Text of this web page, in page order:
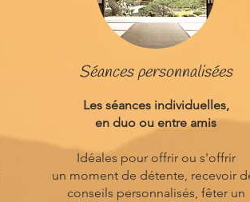
Séances personnalisées
Les séances individuelles,
en duo ou entre amis
Idéales pour offrir ou s'offrir
un moment de détente, recevoir
conseils personnalisés, fêter un